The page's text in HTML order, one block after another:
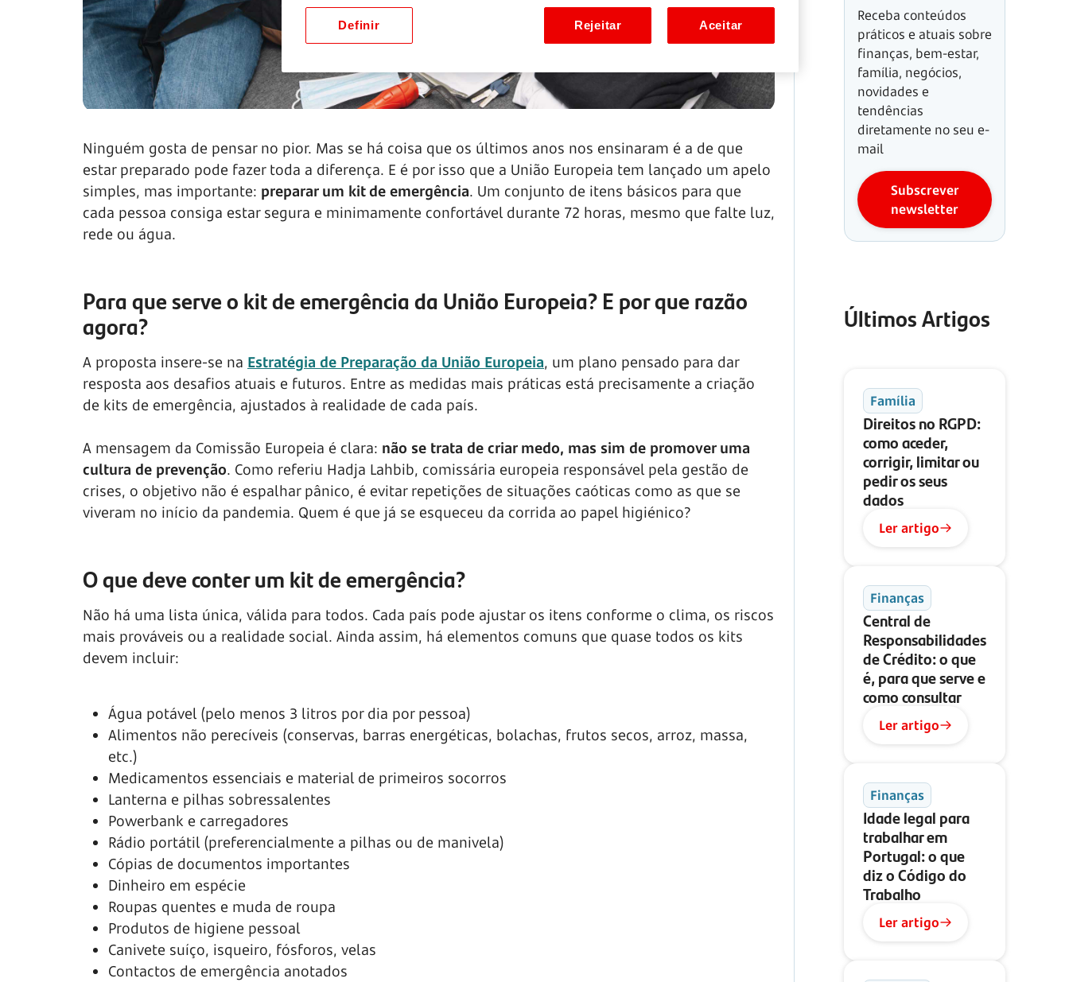
Ninguém gosta de pensar no pior. Mas se há coisa que os últimos anos nos ensinaram é a de que
estar preparado pode fazer toda a diferença. E é por isso que a União Europeia tem lançado um apelo
simples, mas importante: preparar um kit de emergência. Um conjunto de itens básicos para que
cada pessoa consiga estar segura e minimamente confortável durante 72 horas, mesmo que falte luz,
rede ou água.
Para que serve o kit de emergência da União Europeia? E por que razão
agora?
A proposta insere-se na Estratégia de Preparação da União Europeia, um plano pensado para dar
resposta aos desafios atuais e futuros. Entre as medidas mais práticas está precisamente a criação
de kits de emergência, ajustados à realidade de cada país.
A mensagem da Comissão Europeia é clara: não se trata de criar medo, mas sim de promover uma
cultura de prevenção. Como referiu Hadja Lahbib, comissária europeia responsável pela gestão de
crises, o objetivo não é espalhar pânico, é evitar repetições de situações caóticas como as que se
viveram no início da pandemia. Quem é que já se esqueceu da corrida ao papel higiénico?
O que deve conter um kit de emergência?
Não há uma lista única, válida para todos. Cada país pode ajustar os itens conforme o clima, os riscos
mais prováveis ou a realidade social. Ainda assim, há elementos comuns que quase todos os kits
devem incluir:
Água potável (pelo menos 3 litros por dia por pessoa)
Alimentos não perecíveis (conservas, barras energéticas, bolachas, frutos secos, arroz, massa,
etc.)
Medicamentos essenciais e material de primeiros socorros
Lanterna e pilhas sobressalentes
Powerbank e carregadores
Rádio portátil (preferencialmente a pilhas ou de manivela)
Cópias de documentos importantes
Dinheiro em espécie
Roupas quentes e muda de roupa
Produtos de higiene pessoal
Canivete suíço, isqueiro, fósforos, velas
Contactos de emergência anotados
Receba conteúdos
práticos e atuais sobre
finanças, bem-estar,
família, negócios,
novidades e
tendências
diretamente no seu e-
mail
Subscrever
newsletter
Últimos Artigos
Família
Direitos no RGPD:
como aceder,
corrigir, limitar ou
pedir os seus
dados
Ler artigo
Finanças
Central de
Responsabilidades
de Crédito: o que
é, para que serve e
como consultar
Ler artigo
Finanças
Idade legal para
trabalhar em
Portugal: o que
diz o Código do
Trabalho
Ler artigo
Definir Rejeitar Aceitar